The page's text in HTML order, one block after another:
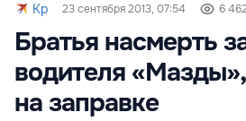
Kp 23 сентября 2013, 07:54 6
Братья насмерть
водителя
на заправке